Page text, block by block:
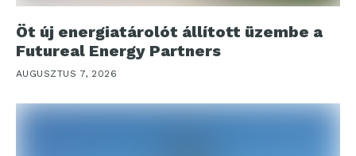
Öt új energiatárolót állított üzembe a
Futureal Energy Partners
AUGUSZTUS 7, 2026